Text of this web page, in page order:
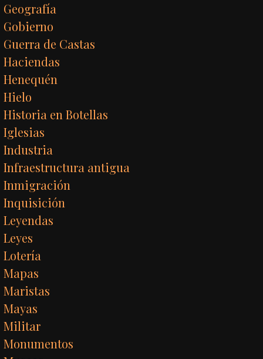
Geografía
Gobierno
Guerra de Castas
Haciendas
Henequén
Hielo
Historia en Botellas
Iglesias
Industria
Infraestructura antigua
Inmigración
Inquisición
Leyendas
Leyes
Lotería
Mapas
Maristas
Mayas
Militar
Monumentos